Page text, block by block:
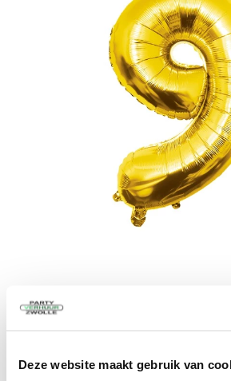
Deze website maakt gebruik van